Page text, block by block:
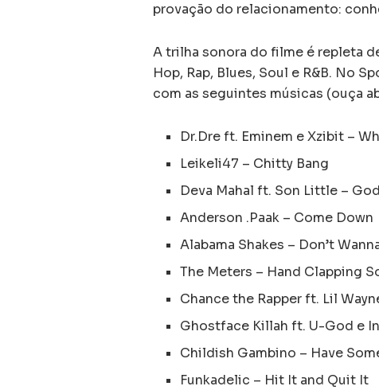
provação do relacionamento:
A trilha sonora do filme é repleta
Hop, Rap, Blues, Soul e R&B. No
com as seguintes músicas (ouça
Dr.Dre ft. Eminem e Xzibit –
Leikeli47 – Chitty Bang
Deva Mahal ft. Son Little –
Anderson .Paak – Come Down
Alabama Shakes – Don’t
The Meters – Hand Clapping
Chance the Rapper ft. Lil
Ghostface Killah ft. U-God e
Childish Gambino – Have
Funkadelic – Hit It and Quit It